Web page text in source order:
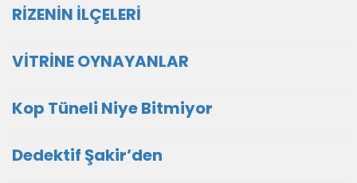
RİZENİN İLÇELERİ
VİTRİNE OYNAYANLAR
Kop Tüneli Niye Bitmiyor
Dedektif Şakir’den